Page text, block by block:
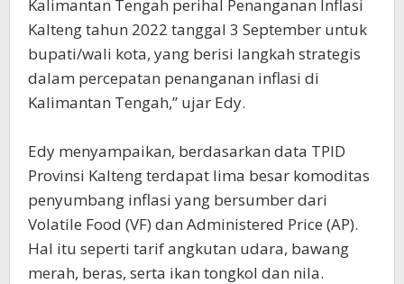
Kalimantan Tengah perihal Penanganan Inflasi
Kalteng tahun 2022 tanggal 3 September untuk
bupati/wali kota, yang berisi langkah strategis
dalam percepatan penanganan inflasi di
Kalimantan Tengah,” ujar Edy.
Edy menyampaikan, berdasarkan data TPID
Provinsi Kalteng terdapat lima besar komoditas
penyumbang inflasi yang bersumber dari
Volatile Food (VF) dan Administered Price (AP).
Hal itu seperti tarif angkutan udara, bawang
merah, beras, serta ikan tongkol dan nila.